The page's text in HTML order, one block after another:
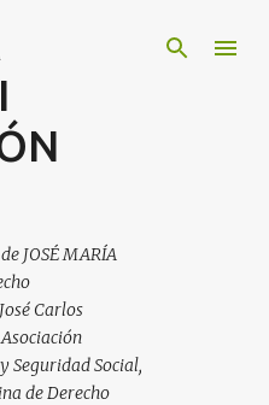
principal
JOSÉ MARÍA
Carlos
Seguridad Social,
de Derecho